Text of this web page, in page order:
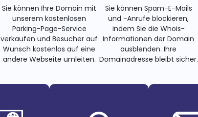
Sie können Ihre Domain mit
unserem kostenlosen
Parking-Page-Service
verkaufen und Besucher auf
Wunsch kostenlos auf eine
andere Webseite umleiten.
Sie können Spam-E-Mails
und -Anrufe blockieren,
indem Sie die Whois-
Informationen der Domain
ausblenden. Ihre
Domainadresse bleibt sicher.